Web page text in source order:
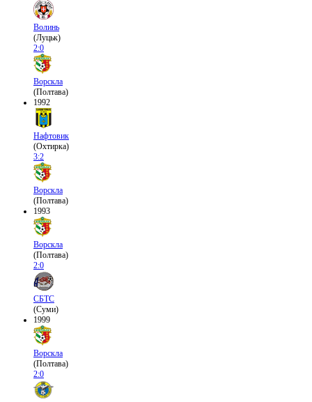
Волинь
(Луцьк)
2:0
Ворскла
(Полтава)
1992
Нафтовик
(Охтирка)
3:2
Ворскла
(Полтава)
1993
Ворскла
(Полтава)
2:0
СБТС
(Суми)
1999
Ворскла
(Полтава)
2:0